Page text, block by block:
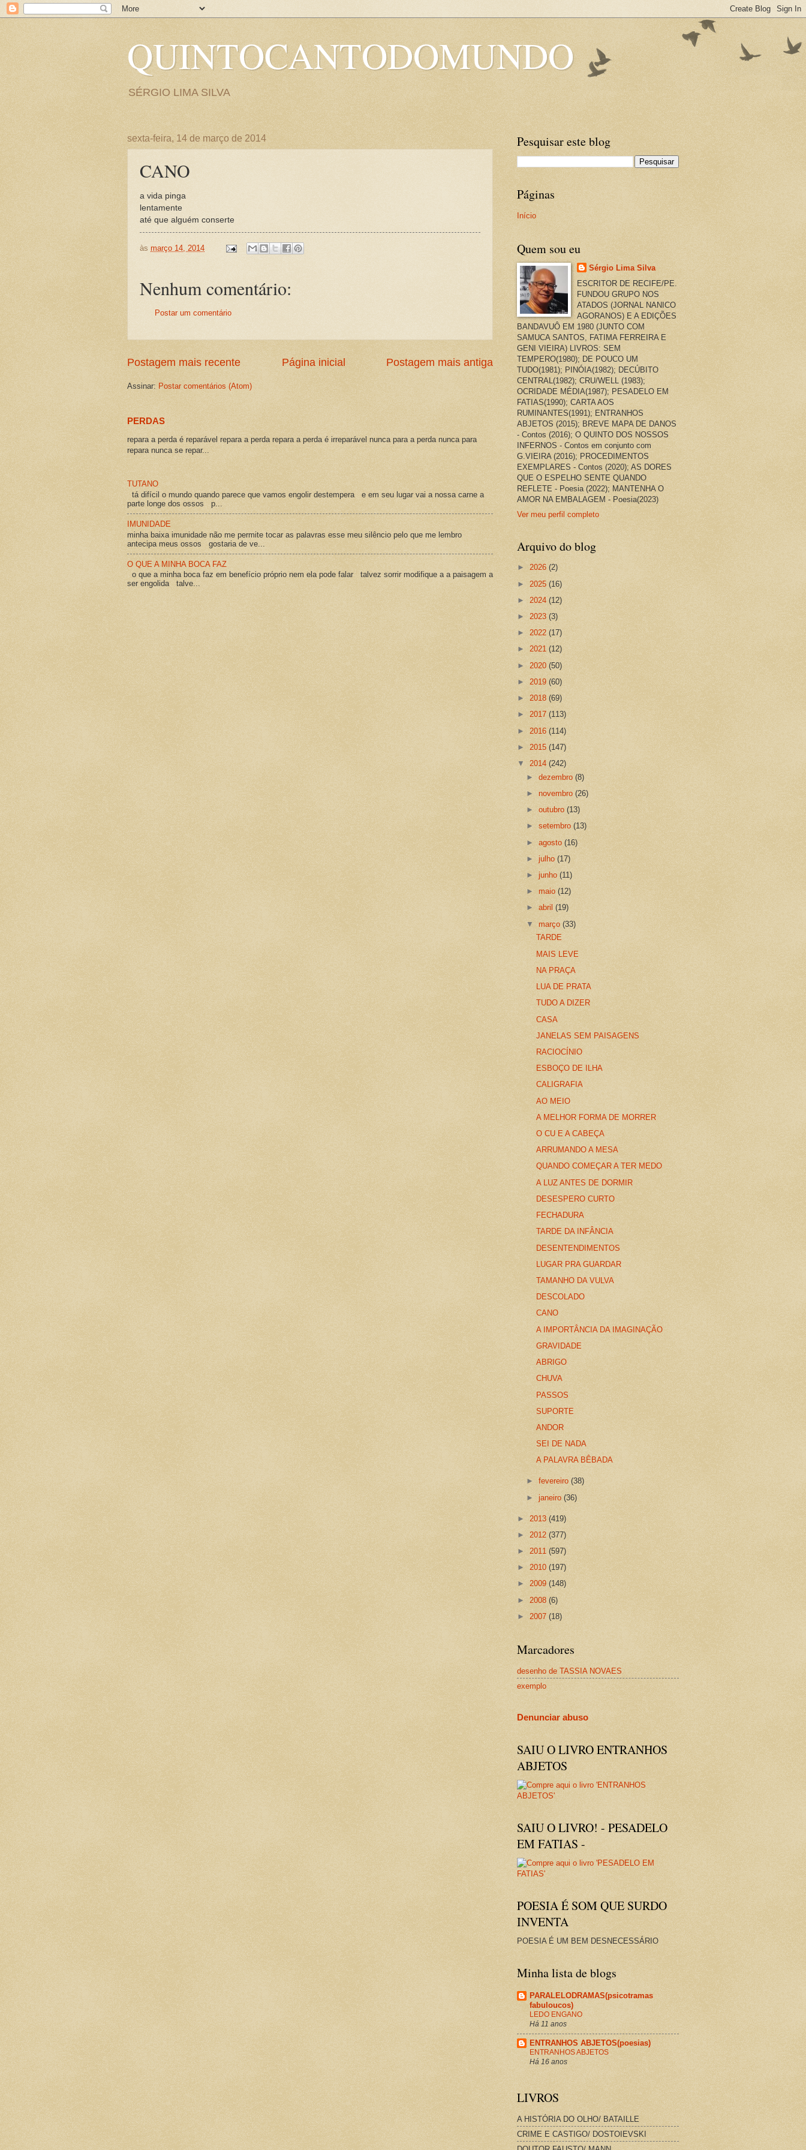
QUINTOCANTODOMUNDO
SÉRGIO LIMA SILVA
sexta-feira, 14 de março de 2014
CANO
a vida pinga
lentamente
até que alguém conserte
às março 14, 2014
Nenhum comentário:
Postar um comentário
Postagem mais recente Postagem mais antiga
Página inicial
Assinar: Postar comentários (Atom)
PERDAS
repara a perda é reparável repara a perda repara a perda é irreparável nunca para a perda nunca para
repara nunca se repar...
TUTANO
tá difícil o mundo quando parece que vamos engolir destempera e em seu lugar vai a nossa carne a
parte longe dos ossos p...
IMUNIDADE
minha baixa imunidade não me permite tocar as palavras esse meu silêncio pelo que me lembro
antecipa meus ossos gostaria de ve...
O QUE A MINHA BOCA FAZ
o que a minha boca faz em benefício próprio nem ela pode falar talvez sorrir modifique a a paisagem a
ser engolida talve...
Pesquisar este blog
Páginas
Início
Quem sou eu
Sérgio Lima Silva
ESCRITOR DE RECIFE/PE.
FUNDOU GRUPO NOS
ATADOS (JORNAL NANICO
AGORANOS) E A EDIÇÕES
BANDAVUÔ EM 1980 (JUNTO COM
SAMUCA SANTOS, FATIMA FERREIRA E
GENI VIEIRA) LIVROS: SEM
TEMPERO(1980); DE POUCO UM
TUDO(1981); PINÓIA(1982); DECÚBITO
CENTRAL(1982); CRU/WELL (1983);
OCRIDADE MÉDIA(1987); PESADELO EM
FATIAS(1990); CARTA AOS
RUMINANTES(1991); ENTRANHOS
ABJETOS (2015); BREVE MAPA DE DANOS
- Contos (2016); O QUINTO DOS NOSSOS
INFERNOS - Contos em conjunto com
G.VIEIRA (2016); PROCEDIMENTOS
EXEMPLARES - Contos (2020); AS DORES
QUE O ESPELHO SENTE QUANDO
REFLETE - Poesia (2022); MANTENHA O
AMOR NA EMBALAGEM - Poesia(2023)
Ver meu perfil completo
Arquivo do blog
► 2026 (2)
► 2025 (16)
► 2024 (12)
► 2023 (3)
► 2022 (17)
► 2021 (12)
► 2020 (50)
► 2019 (60)
► 2018 (69)
► 2017 (113)
► 2016 (114)
► 2015 (147)
▼ 2014 (242)
►dezembro(8)
► novembro(26)
►outubro(13)
►setembro(13)
►agosto(16)
►julho(17)
►junho(11)
►maio(12)
►abril(19)
▼março(33)
TARDE
MAIS LEVE
NA PRAÇA
LUA DE PRATA
TUDO A DIZER
CASA
JANELAS SEM PAISAGENS
RACIOCÍNIO
ESBOÇO DE ILHA
CALIGRAFIA
AO MEIO
A MELHOR FORMA DE MORRER
O CU E A CABEÇA
ARRUMANDO A MESA
QUANDO COMEÇAR A TER MEDO
A LUZ ANTES DE DORMIR
DESESPERO CURTO
FECHADURA
TARDE DA INFÂNCIA
DESENTENDIMENTOS
LUGAR PRA GUARDAR
TAMANHO DA VULVA
DESCOLADO
CANO
A IMPORTÂNCIA DA IMAGINAÇÃO
GRAVIDADE
ABRIGO
CHUVA
PASSOS
SUPORTE
ANDOR
SEI DE NADA
A PALAVRA BÊBADA
►fevereiro(38)
►janeiro(36)
► 2013 (419)
► 2012 (377)
► 2011 (597)
► 2010 (197)
► 2009 (148)
► 2008 (6)
► 2007 (18)
Marcadores
desenho de TASSIA NOVAES
exemplo
Denunciar abuso
SAIU O LIVRO ENTRANHOS
ABJETOS
SAIU O LIVRO! - PESADELO
EM FATIAS -
POESIA É SOM QUE SURDO
INVENTA
POESIA É UM BEM DESNECESSÁRIO
Minha lista de blogs
PARALELODRAMAS(psicotramas
fabuloucos)
LEDO ENGANO
Há 11 anos
ENTRANHOS ABJETOS(poesias)
ENTRANHOS ABJETOS
Há 16 anos
LIVROS
A HISTÓRIA DO OLHO/ BATAILLE
CRIME E CASTIGO/ DOSTOIEVSKI